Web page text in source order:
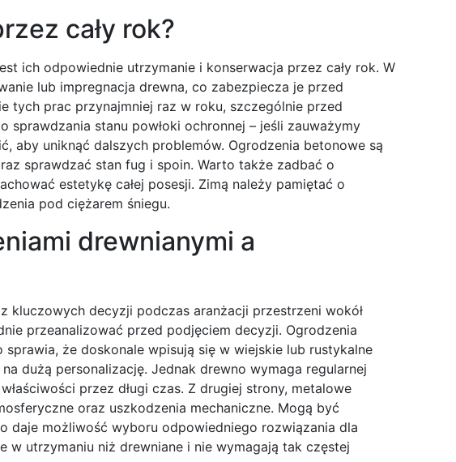
cały rok?
ich odpowiednie utrzymanie i konserwacja przez cały rok. W
lub impregnacja drewna, co zabezpiecza je przed
tych prac przynajmniej raz w roku, szczególnie przed
stanu powłoki ochronnej – jeśli zauważymy
aby uniknąć dalszych problemów. Ogrodzenia betonowe są
sprawdzać stan fug i spoin. Warto także zadbać o
estetykę całej posesji. Zimą należy pamiętać o
pod ciężarem śniegu.
drewnianymi a
kluczowych decyzji podczas aranżacji przestrzeni wokół
przeanalizować przed podjęciem decyzji. Ogrodzenia
że doskonale wpisują się w wiejskie lub rustykalne
dużą personalizację. Jednak drewno wymaga regularnej
przez długi czas. Z drugiej strony, metalowe
oraz uszkodzenia mechaniczne. Mogą być
daje możliwość wyboru odpowiedniego rozwiązania dla
w utrzymaniu niż drewniane i nie wymagają tak częstej